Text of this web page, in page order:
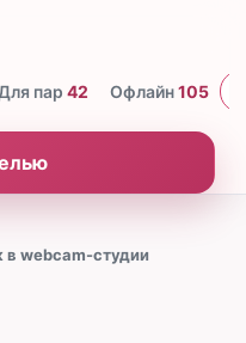
пар 42 Офлайн105
в webcam-студии